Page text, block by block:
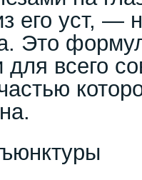
его уст, —
Это
всего